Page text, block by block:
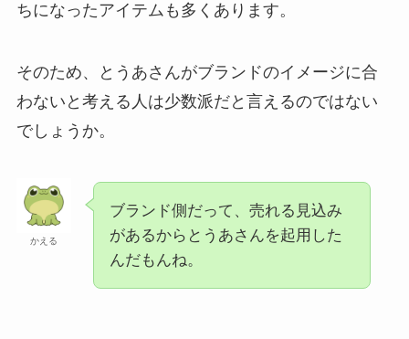
ちになったアイテムも多くあります。
そのため、とうあさんがブランドのイメージに合
わないと考える人は少数派だと言えるのではない
でしょうか。
かえる
ブランド側だって、売れる見込み
があるからとうあさんを起用した
んだもんね。